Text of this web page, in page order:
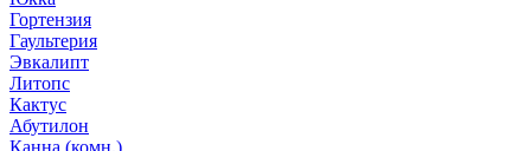
Гортензия
Гаультерия
Эвкалипт
Литопс
Кактус
Абутилон
Канна (комн.)